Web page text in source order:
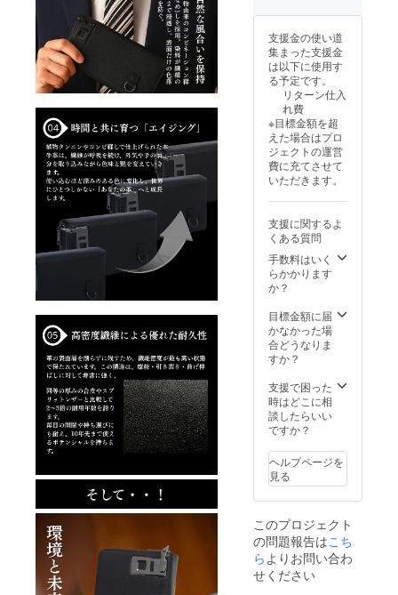
覧くだ
さい。
※配送時
間の指
定は
承って
おりま
せん。
万が一
ご不在
の場合
は、不
在票が
ポスト
に投函
されま
すの
で、お
手数で
手続き
をご自
身でお
ます。
※保管期
限超過
などに
物が弊
社へ返
送され
た場
送手数
料およ
び送料
（1,800
円）を
※製造状
況によ
り出荷
時期が
遅れる
場合が
ござい
ます。
※商品代
を安く
する為
に工数
削減を
してお
連絡は
致しま
せん。
活動報
さい。
※配送時
間の指
おりま
せん。
万が一
ご不在
は、不
在票が
ポスト
に投函
すの
で、お
手数で
すが再
配達の
可能性
ます。
ご了承
頂いた
上でご
支援頂
様お願
い致し
ます。
【配送
時期】
商品到
2025年
12月を
想定し
ており
ます。
況によ
り出荷
時期が
遅れる
ござい
ます。
※商品代
を安く
に工数
削減を
してお
り出荷
致しま
せん。
活動報
告をご
覧くだ
支援金の使い道
集まった支援金
は以下に使用す
る予定です。
リターン仕入
れ費
※目標金額を超
えた場合はプロ
ジェクトの運営
費に充てさせて
いただきます。
支援に関するよ
くある質問
手数料はいく
らかかります
か？
目標金額に届
かなかった場
合どうなりま
すか？
支援で困った
時はどこに相
談したらいい
ですか？
ヘルプページを
見る
このプロジェクト
の問題報告はこち
ら よりお問い合わ
せください